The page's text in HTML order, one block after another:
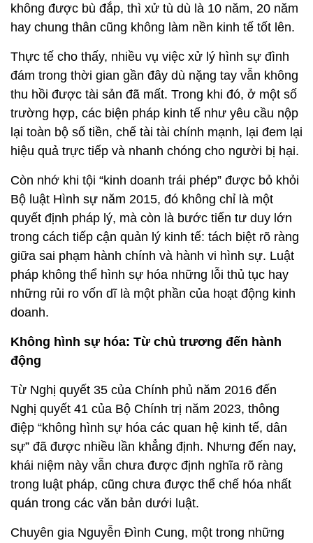
không được bù đắp, thì xử tù dù là 10 năm, 20 năm
hay chung thân cũng không làm nền kinh tế tốt lên.
Thực tế cho thấy, nhiều vụ việc xử lý hình sự đình
đám trong thời gian gần đây dù nặng tay vẫn không
thu hồi được tài sản đã mất. Trong khi đó, ở một số
trường hợp, các biện pháp kinh tế như yêu cầu nộp
lại toàn bộ số tiền, chế tài tài chính mạnh, lại đem lại
hiệu quả trực tiếp và nhanh chóng cho người bị hại.
Còn nhớ khi tội “kinh doanh trái phép” được bỏ khỏi
Bộ luật Hình sự năm 2015, đó không chỉ là một
quyết định pháp lý, mà còn là bước tiến tư duy lớn
trong cách tiếp cận quản lý kinh tế: tách biệt rõ ràng
giữa sai phạm hành chính và hành vi hình sự. Luật
pháp không thể hình sự hóa những lỗi thủ tục hay
những rủi ro vốn dĩ là một phần của hoạt động kinh
doanh.
Không hình sự hóa: Từ chủ trương đến hành
động
Từ Nghị quyết 35 của Chính phủ năm 2016 đến
Nghị quyết 41 của Bộ Chính trị năm 2023, thông
điệp “không hình sự hóa các quan hệ kinh tế, dân
sự” đã được nhiều lần khẳng định. Nhưng đến nay,
khái niệm này vẫn chưa được định nghĩa rõ ràng
trong luật pháp, cũng chưa được thể chế hóa nhất
quán trong các văn bản dưới luật.
Chuyên gia Nguyễn Đình Cung, một trong những